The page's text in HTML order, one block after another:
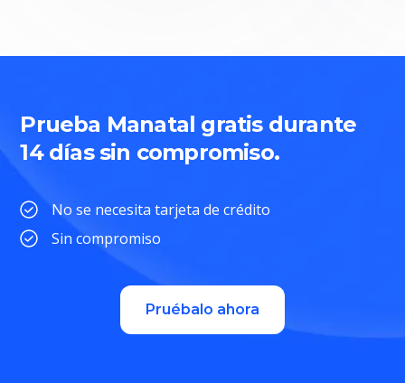
Prueba Manatal gratis durante
14 días sin compromiso.
No se necesita tarjeta de crédito
Sin compromiso
Pruébalo ahora